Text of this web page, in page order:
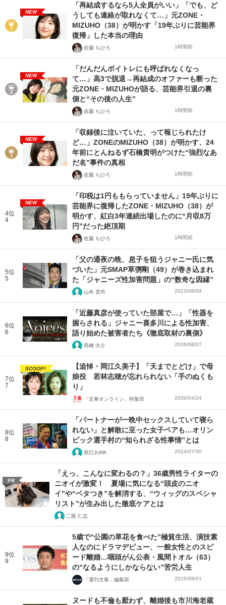
NEW
「再結成するなら5人全員がいい」「でも、ど
うしても連絡が取れなくて…」元ZONE・
MIZUHO（38）が明かす「19年ぶりに芸能界
復帰」した本当の理由
佐藤 ちひろ 1時間前
NEW
「だんだんボイトレにも呼ばれなくなっ
て…」高3で脱退→再結成のオファーも断った
元ZONE・MIZUHOが語る、芸能界引退の裏
側と“その後の人生”
佐藤 ちひろ 1時間前
NEW
「収録後に泣いていた、って報じられたけ
ど…」ZONEのMIZUHO（38）が明かす、24
年前にとんねるず石橋貴明がつけた“強烈なあ
だ名”事件の真相
佐藤 ちひろ 1時間前
4位
4
NEW
「印税は1円ももらっていません」19年ぶりに
芸能界に復帰したZONE・MIZUHO（38）が
明かす、紅白3年連続出場したのに“月収8万
円”だった絶頂期
佐藤 ちひろ 1時間前
5位
5
「父の通夜の晩、息子を狙うジャニー氏に気
づいた」元SMAP草彅剛（49）が巻き込まれ
た「ジャニーズ性加害問題」の“数奇な因縁”
山本 雲丹 2023/08/04
6位
6
「近藤真彦が使っていた部屋で…」「性器を
握らされる」ジャニー喜多川による性加害、
語り始めた被害者たち《徹底取材の裏側》
髙橋 大介 2026/08/07
7位
7
SCOOP!
【追悼・岡江久美子】「天までとどけ」で母
娘役 若林志穂が忘れられない「手のぬくも
り」
「文春オンライン」特集班 2020/04/24
8位
8
「パートナーが一晩中セックスしていて寝ら
れない」と解散に至った女子ペアも…オリン
ピック選手村の“知られざる性事情”とは
辰巳JUNK 2024/07/30
PR
「えっ、こんなに変わるの？」36歳男性ライターの
ニオイが激変！ 夏場に気になる“頭皮のニオ
イ”や“ベタつき”を解消する、“ウィッグのスペシャ
リスト”が生み出した徹底ケアとは
二瓶 仁志
9位
9
5歳で“公園の草花を食べた”極貧生活、演技素
人なのにドラマデビュー、一般女性とのスピ
ード離婚…咽頭がん公表・風間トオル（63）
の“なるようにしかならない”苦労人生
「週刊文春」編集部 2025/09/01
ヌードも不倫も厭わず、離婚後も市川海老蔵